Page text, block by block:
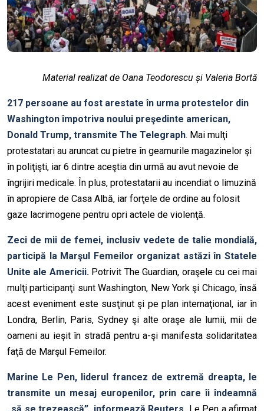
Material realizat de Oana Teodorescu și Valeria Bortă
217 persoane au fost arestate în urma protestelor din
Washington împotriva noului preşedinte american,
Donald Trump, transmite The Telegraph. Mai mulţi
protestatari au aruncat cu pietre în geamurile magazinelor şi
în poliţişti, iar 6 dintre aceştia din urmă au avut nevoie de
îngrijiri medicale. În plus, protestatarii au incendiat o limuzină
în apropiere de Casa Albă, iar forţele de ordine au folosit
gaze lacrimogene pentru opri actele de violenţă.
Zeci de mii de femei, inclusiv vedete de talie mondială,
participă la Marşul Femeilor organizat astăzi în Statele
Unite ale Americii.Potrivit The Guardian, oraşele cu cei mai
mulţi participanţi sunt Washington, New York şi Chicago, însă
acest eveniment este susţinut şi pe plan internaţional, iar în
Londra, Berlin, Paris, Sydney şi alte oraşe ale lumii, mii de
oameni au ieşit în stradă pentru a-şi manifesta solidaritatea
faţă de Marşul Femeilor.
Marine Le Pen, liderul francez de extremă dreapta, le
transmite un mesaj europenilor, prin care îi îndeamnă